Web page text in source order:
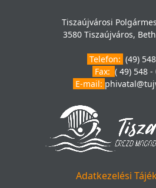
Tiszaújvárosi
3580 Tiszaújváros,
Telefon: (49)
Fax: ( 49) 548 -
E-mail:
Adatkezelési